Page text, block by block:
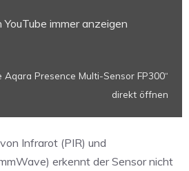
YouTube immer anzeigen
Aqara Presence Multi-Sensor FP300“
direkt öffnen
Infrarot (PIR) und
erkennt der Sensor nicht